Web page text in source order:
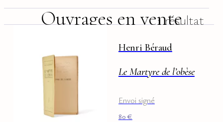
Ouvrages en vente
1 résultat
Henri Béraud
Le Martyre de l’obèse
Envoi signé
80€